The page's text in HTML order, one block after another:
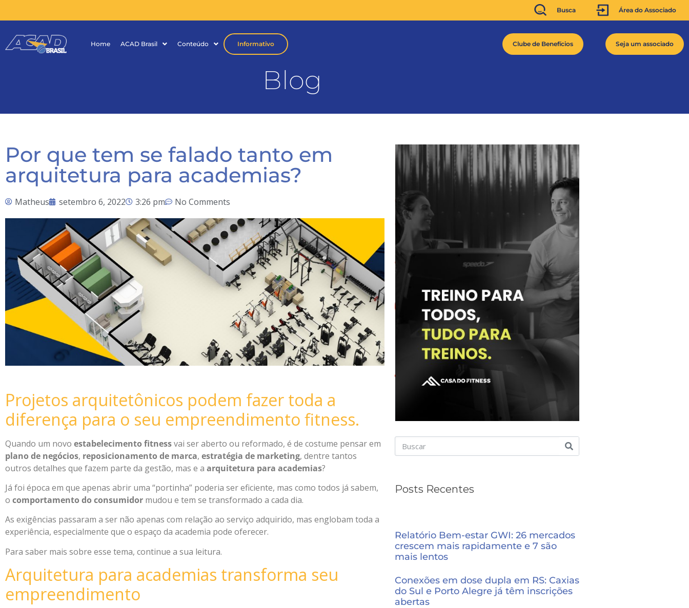
Busca Área do Associado
Home ACAD Brasil Conteúdo Informativo Clube de Benefícios Seja um associado
Blog
Por que tem se falado tanto em
arquitetura para academias?
Matheus setembro 6, 2022 3:26 pm No Comments
Projetos arquitetônicos podem fazer toda a
diferença para o seu empreendimento fitness.
Quando um novo estabelecimento fitnessvai ser aberto ou reformado, é de costume pensar em
plano de negócios, reposicionamento de marca, estratégia de marketing, dentre tantos
outros detalhes que fazem parte da gestão, mas e a arquitetura para academias?
Já foi época em que apenas abrir uma “portinha” poderia ser eficiente, mas como todos já sabem,
o comportamento do consumidor mudou e tem se transformado a cada dia.
As exigências passaram a ser não apenas com relação ao serviço adquirido, mas englobam toda a
experiência, especialmente que o espaço da academia pode oferecer.
Para saber mais sobre esse tema, continue a sua leitura.
Arquitetura para academias transforma seu
empreendimento
Posts Recentes
Relatório Bem-estar GWI: 26 mercados
crescem mais rapidamente e 7 são
mais lentos
Conexões em dose dupla em RS: Caxias
do Sul e Porto Alegre já têm inscrições
abertas